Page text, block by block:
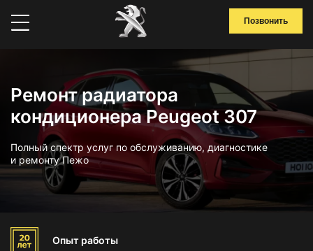
Позвонить
Ремонт радиатора
кондиционера Peugeot 307
Полный спектр услуг по обслуживанию, диагностике
и ремонту Пежо
Опыт работы